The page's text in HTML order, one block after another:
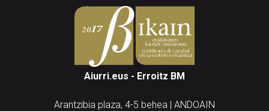
Aiurri.eus - Erroitz BM
Arantzibia plaza, 4-5 behea | ANDOAIN